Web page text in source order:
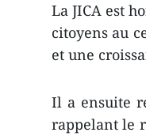
La JICA est
citoyens au
et une
Il a ensuite
rappelant le